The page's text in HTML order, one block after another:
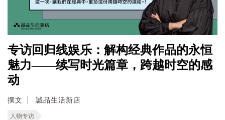
专访回归线娱乐：解构经典作品的永恒
魅力——续写时光篇章，跨越时空的感
动
撰文 誠品生活新店
人物专访